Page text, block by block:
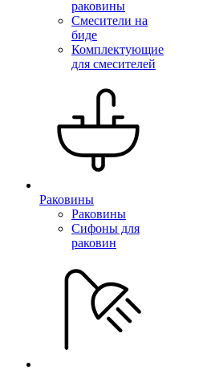
раковины
Смесители на
биде
Комплектующие
для смесителей
Раковины
Раковины
Сифоны для
раковин